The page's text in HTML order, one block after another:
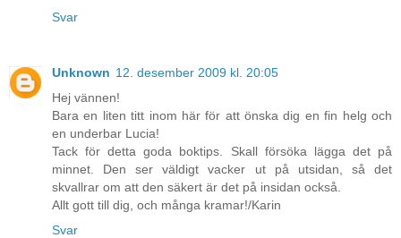
Svar
Unknown 12. desember 2009 kl. 20:05
Hej vännen!
Bara en liten titt inom här för att önska dig en fin helg och
en underbar Lucia!
Tack för detta goda boktips. Skall försöka lägga det på
minnet. Den ser väldigt vacker ut på utsidan, så det
skvallrar om att den säkert är det på insidan också.
Allt gott till dig, och många kramar!/Karin
Svar